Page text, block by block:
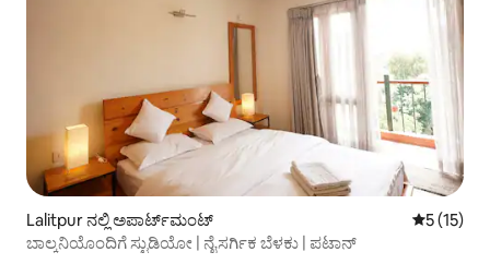
Lalitpur ನಲ್ಲಿ ಅಪಾರ್ಟ್‌ಮಂಟ್ 5 ರಲ್ಲಿ 5
5 (15)
ಬಾಲ್ಕನಿಯೊಂದಿಗೆ ಸ್ಟುಡಿಯೋ | ನೈಸರ್ಗಿಕ ಬೆಳಕು | ಪಟಾನ್